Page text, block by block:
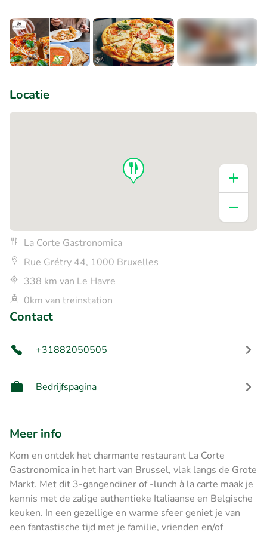
Locatie
La Corte Gastronomica
Rue Grétry 44, 1000 Bruxelles
338 km van Le Havre
0km van treinstation
Contact
+31882050505
Bedrijfspagina
Meer info
Kom en ontdek het charmante restaurant La Corte
Gastronomica in het hart van Brussel, vlak langs de Grote
Markt. Met dit 3-gangendiner of -lunch à la carte maak je
kennis met de zalige authentieke Italiaanse en Belgische
keuken. In een gezellige en warme sfeer geniet je van
een fantastische tijd met je familie, vrienden en/of